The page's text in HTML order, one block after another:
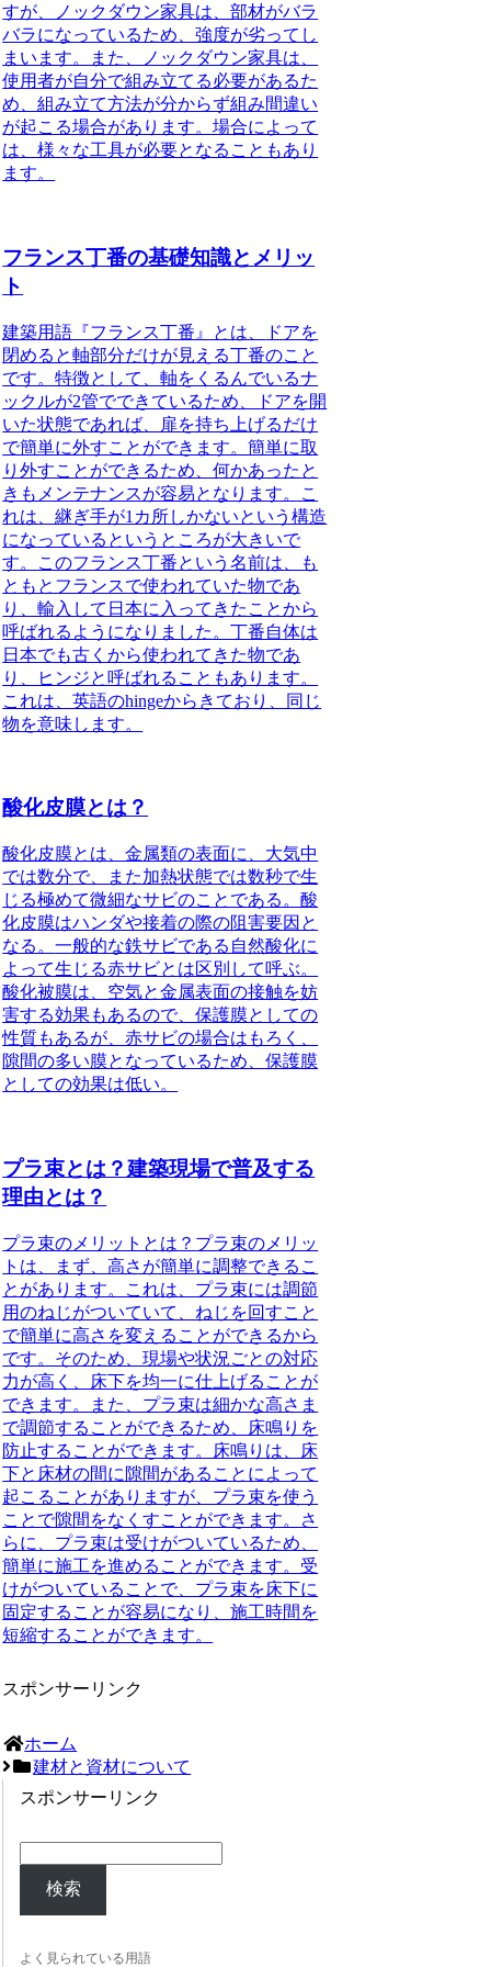
すが、ノックダウン家具は、部材がバラ
バラになっているため、強度が劣ってし
まいます。また、ノックダウン家具は、
使用者が自分で組み立てる必要があるた
め、組み立て方法が分からず組み間違い
が起こる場合があります。場合によって
は、様々な工具が必要となることもあり
ます。
フランス丁番の基礎知識とメリッ
ト
建築用語『フランス丁番』とは、
ドアを
閉めると軸部分だけが見える丁番のこと
です。特徴として、軸をくるんでいるナ
ックルが2管でできているため、ドアを開
いた状態であれば、扉を持ち上げるだけ
で簡単に外すことができます。簡単に取
り外すことができるため、何かあったと
きもメンテナンスが容易となります。こ
れは、継ぎ手が1カ所しかないという構造
になっているというところが大きいで
す。このフランス丁番という名前は、も
ともとフランスで使われていた物であ
り、輸入して日本に入ってきたことから
呼ばれるようになりました。丁番自体は
日本でも古くから使われてきた物であ
り、ヒンジと呼ばれることもあります。
これは、英語のhingeからきており、同じ
物を意味します。
酸化皮膜とは？
酸化皮膜とは、金属類の表面に、大気中
では数分で、また加熱状態では数秒で生
じる極めて微細なサビのことである。酸
化皮膜はハンダや接着の際の阻害要因と
なる。一般的な鉄サビである自然酸化に
よって生じる赤サビとは区別して呼ぶ。
酸化被膜は、空気と金属表面の接触を妨
害する効果もあるので、保護膜としての
性質もあるが、赤サビの場合はもろく、
隙間の多い膜となっているため、保護膜
としての効果は低い。
プラ束とは？建築現場で普及する
理由とは？
プラ束のメリットとは？ プラ束のメリッ
トは、まず、高さが簡単に調整できるこ
とがあります。これは、プラ束には調節
用のねじがついていて、ねじを回すこと
で簡単に高さを変えることができるから
です。そのため、現場や状況ごとの対応
力が高く、床下を均一に仕上げることが
できます。また、プラ束は細かな高さま
で調節することができるため、床鳴りを
防止することができます。床鳴りは、床
下と床材の間に隙間があることによって
起こることがありますが、プラ束を使う
ことで隙間をなくすことができます。さ
らに、プラ束は受けがついているため、
簡単に施工を進めることができます。受
けがついていることで、プラ束を床下に
固定することが容易になり、施工時間を
短縮することができます。
スポンサーリンク
ホーム
建材と資材について
スポンサーリンク
検索
よく見られている用語